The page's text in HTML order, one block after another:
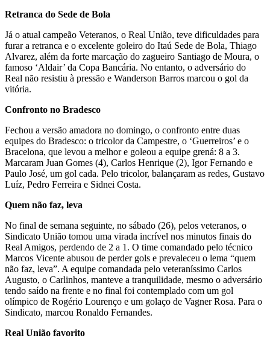
Retranca do Sede de Bola
Já o atual campeão Veteranos, o Real União, teve dificuldades para
furar a retranca e o excelente goleiro do Itaú Sede de Bola, Thiago
Alvarez, além da forte marcação do zagueiro Santiago de Moura, o
famoso ‘Aldair’ da Copa Bancária. No entanto, o adversário do
Real não resistiu à pressão e Wanderson Barros marcou o gol da
vitória.
Confronto no Bradesco
Fechou a versão amadora no domingo, o confronto entre duas
equipes do Bradesco: o tricolor da Campestre, o ‘Guerreiros’ e o
Bracelona, que levou a melhor e goleou a equipe grená: 8 a 3.
Marcaram Juan Gomes (4), Carlos Henrique (2), Igor Fernando e
Paulo José, um gol cada. Pelo tricolor, balançaram as redes, Gustavo
Luíz, Pedro Ferreira e Sidnei Costa.
Quem não faz, leva
No final de semana seguinte, no sábado (26), pelos veteranos, o
Sindicato União tomou uma virada incrível nos minutos finais do
Real Amigos, perdendo de 2 a 1. O time comandado pelo técnico
Marcos Vicente abusou de perder gols e prevaleceu o lema “quem
não faz, leva”. A equipe comandada pelo veteraníssimo Carlos
Augusto, o Carlinhos, manteve a tranquilidade, mesmo o adversário
tendo saído na frente e no final foi contemplado com um gol
olímpico de Rogério Lourenço e um golaço de Vagner Rosa. Para o
Sindicato, marcou Ronaldo Fernandes.
Real União favorito